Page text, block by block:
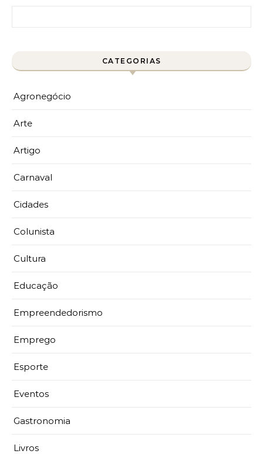
CATEGORIAS
Agronegócio
Arte
Artigo
Carnaval
Cidades
Colunista
Cultura
Educação
Empreendedorismo
Emprego
Esporte
Eventos
Gastronomia
Livros